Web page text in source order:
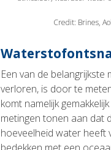
Credit: Brines,
Een van de
verloren, is door te
komt namelijk
metingen tonen aan dat
hoeveelheid water heeft